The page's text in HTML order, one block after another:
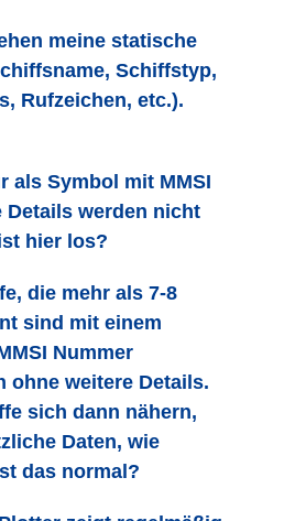
meine statische
Schiffstyp,
Rufzeichen, etc.).
als Symbol mit MMSI
Details werden nicht
hier los?
die mehr als 7-8
sind mit einem
Nummer
ohne weitere Details.
sich dann nähern,
Daten, wie
das normal?